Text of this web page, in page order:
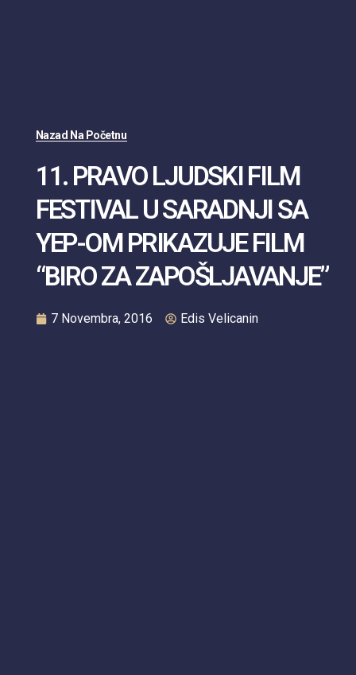
Nazad Na Početnu
11. PRAVO LJUDSKI FILM
FESTIVAL U SARADNJI SA
YEP-OM PRIKAZUJE FILM
“BIRO ZA ZAPOŠLJAVANJE”
7 Novembra, 2016 Edis Velicanin